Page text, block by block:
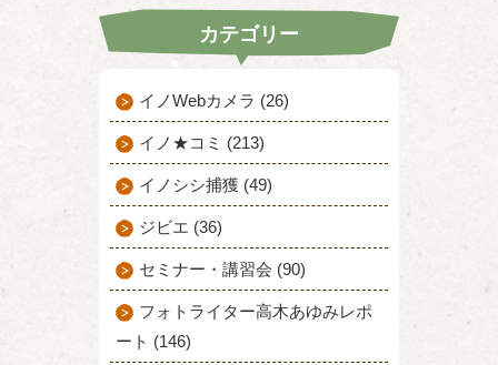
カテゴリー
イノWebカメラ (26)
イノ★コミ (213)
イノシシ捕獲 (49)
ジビエ (36)
セミナー・講習会 (90)
フォトライター高木あゆみレポ
ート (146)